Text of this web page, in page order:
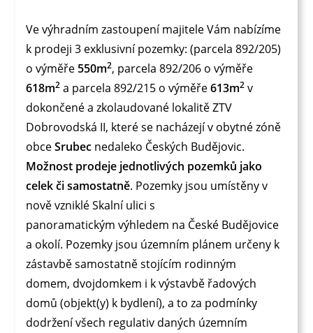
Ve výhradním zastoupení majitele Vám nabízíme
k prodeji 3 exklusivní pozemky: (parcela 892/205)
o výměře 550m2, parcela 892/206 o výměře
618m2 a parcela 892/215 o výměře613m2 v
dokončené a zkolaudované lokalitě ZTV
Dobrovodská II, které se nacházejí v obytné zóně
obceSrubec nedaleko Českých Budějovic.
Možnost prodeje jednotlivých pozemků jako
celek či samostatně. Pozemky jsou umístěny v
nově vzniklé Skalní ulici s
panoramatickým výhledem na České Budějovice
a okolí. Pozemky jsou územním plánem určeny k
zástavbě samostatně stojícím rodinným
domem, dvojdomkem i k výstavbě řadových
domů (objekt(y) k bydlení), a to za podmínky
dodržení všech regulativ daných územním